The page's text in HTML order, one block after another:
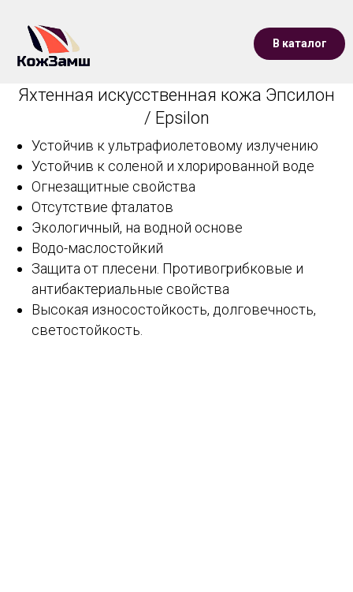
В каталог
Яхтенная искусственная кожа Эпсилон
/ Epsilon
Устойчив к ультрафиолетовому излучению
Устойчив к соленой и хлорированной воде
Огнезащитные свойства
Отсутствие фталатов
Экологичный, на водной основе
Водо-маслостойкий
Защита от плесени. Противогрибковые и
антибактериальные свойства
Высокая износостойкость, долговечность,
светостойкость.